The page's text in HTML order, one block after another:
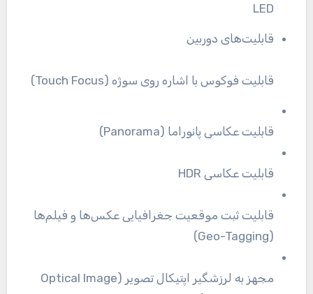
LED
قابلیت‌های دوربین
قابلیت فوکوس با اشاره روی سوژه (Touch Focus)
قابلیت عکاسی پانوراما (Panorama)
قابلیت عکاسی HDR
قابلیت ثبت موقعیت جغرافیایی عکس‌ها و فیلم‌ها
(Geo-Tagging)
مجهز به لرزشگیر اپتیکال تصویر (Optical Image